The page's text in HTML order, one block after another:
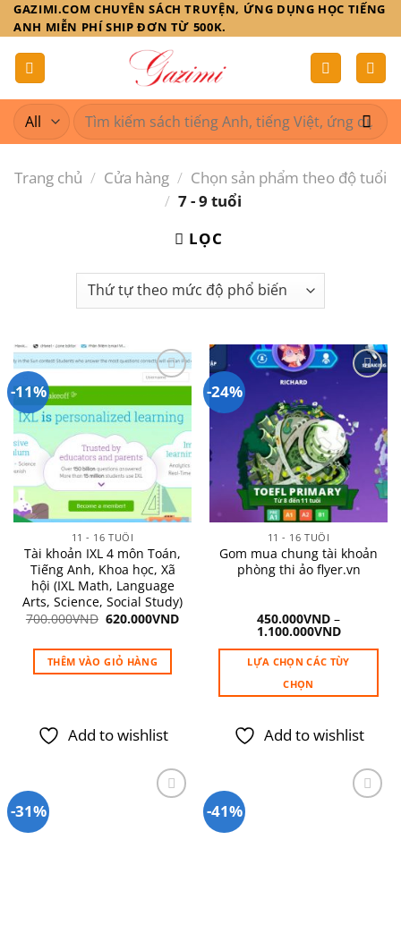
Skip
to
content
GAZIMI.COM CHUYÊN SÁCH TRUYỆN, ỨNG DỤNG HỌC TIẾNG
ANH MIỄN PHÍ SHIP ĐƠN TỪ 500K.
Tìm
kiếm:
Trang chủ / Cửa hàng / Chọn sản phẩm theo độ tuổi
/ 7 - 9 tuổi
LỌC
-11%
Add to
wishlist
11 - 16 TUỔI
Tài khoản IXL 4 môn Toán,
Tiếng Anh, Khoa học, Xã
hội (IXL Math, Language
Arts, Science, Social Study)
700.000VND Giá
700.000VND.
620.000VNDGiá
620.000VND.
THÊM VÀO GIỎ HÀNG
Add to wishlist
-24%
Add to
wishlist
11 - 16 TUỔI
Gom mua chung tài khoản
phòng thi ảo flyer.vn
450.000VND –
1.100.000VND
LỰA CHỌN CÁC TÙY
CHỌN
này
Add to wishlist
-31% -41%